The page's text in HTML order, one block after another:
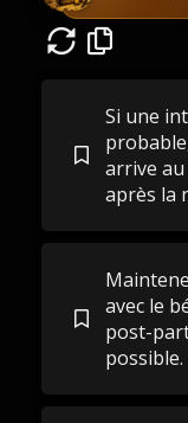
Si une
arrive
après la
avec le
post-
possible.